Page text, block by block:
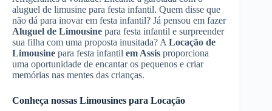
aluguel de limusine para festa infantil. Quem disse que
não dá para inovar em festa infantil? Já pensou em fazer
Aluguel de Limousine para festa infantil e surpreender
sua filha com uma proposta inusitada? A Locação de
Limousine para festa infantil em Assis proporciona
uma oportunidade de encantar os pequenos e criar
memórias nas mentes das crianças.
Conheça nossas Limousines para Locação